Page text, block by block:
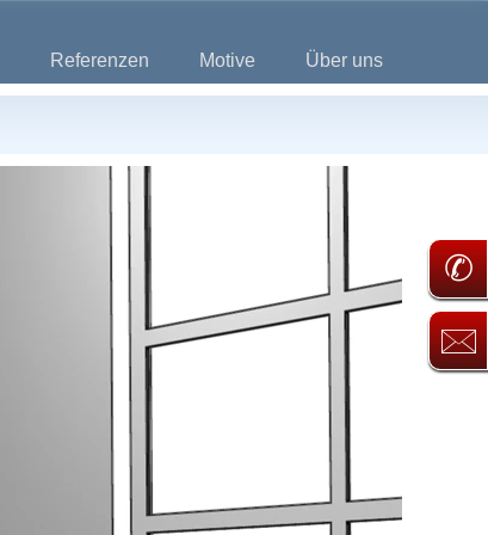
Referenzen Motive Über uns
✆
🖂